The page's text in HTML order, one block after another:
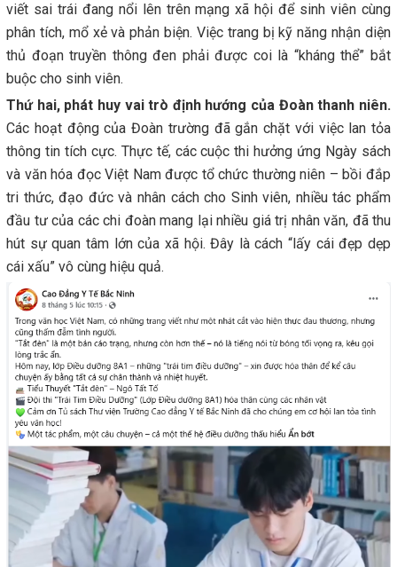
viết sai trái đang nổi lên trên mạng xã hội để sinh viên cùng
phân tích, mổ xẻ và phản biện. Việc trang bị kỹ năng nhận diện
thủ đoạn truyền thông đen phải được coi là “kháng thể” bắt
buộc cho sinh viên.
Thứ hai, phát huy vai trò định hướng của Đoàn thanh niên.
Các hoạt động của Đoàn trường đã gắn chặt với việc lan tỏa
thông tin tích cực. Thực tế, các cuộc thi hưởng ứng Ngày sách
và văn hóa đọc Việt Nam được tổ chức thường niên – bồi đắp
tri thức, đạo đức và nhân cách cho Sinh viên, nhiều tác phẩm
đầu tư của các chi đoàn mang lại nhiều giá trị nhân văn, đã thu
hút sự quan tâm lớn của xã hội. Đây là cách “lấy cái đẹp dẹp
cái xấu” vô cùng hiệu quả.